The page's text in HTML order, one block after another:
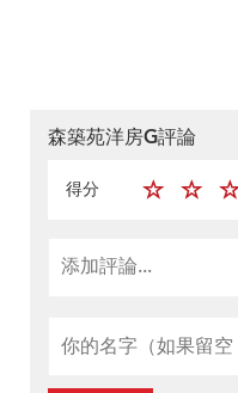
森築苑洋房G評論
得分